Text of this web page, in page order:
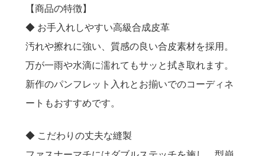
【商品の特徴】
◆ お手入れしやすい高級合成皮革
汚れや擦れに強い、質感の良い合皮素材を採用。
万が一雨や水滴に濡れてもサッと拭き取れます。
新作のパンフレット入れとお揃いでのコーディネ
ートもおすすめです。
◆ こだわりの丈夫な縫製